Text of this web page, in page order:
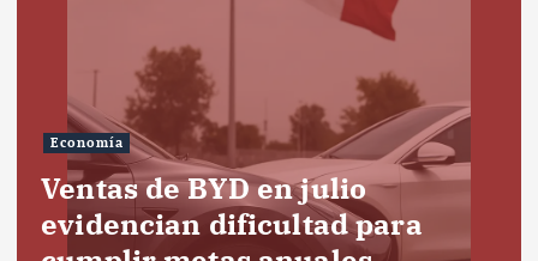
Economía
Ventas de BYD en julio
evidencian dificultad para